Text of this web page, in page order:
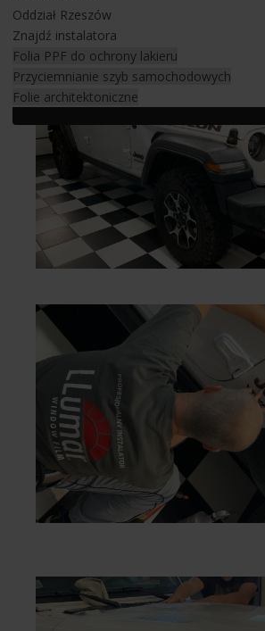
Oddział Rzeszów
Znajdź instalatora
Folia PPF do ochrony lakieru
Przyciemnianie szyb samochodowych
Folie architektoniczne